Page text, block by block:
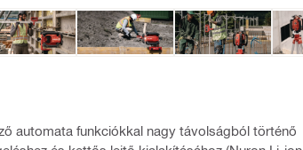
automata funkciókkal nagy távolságból történő